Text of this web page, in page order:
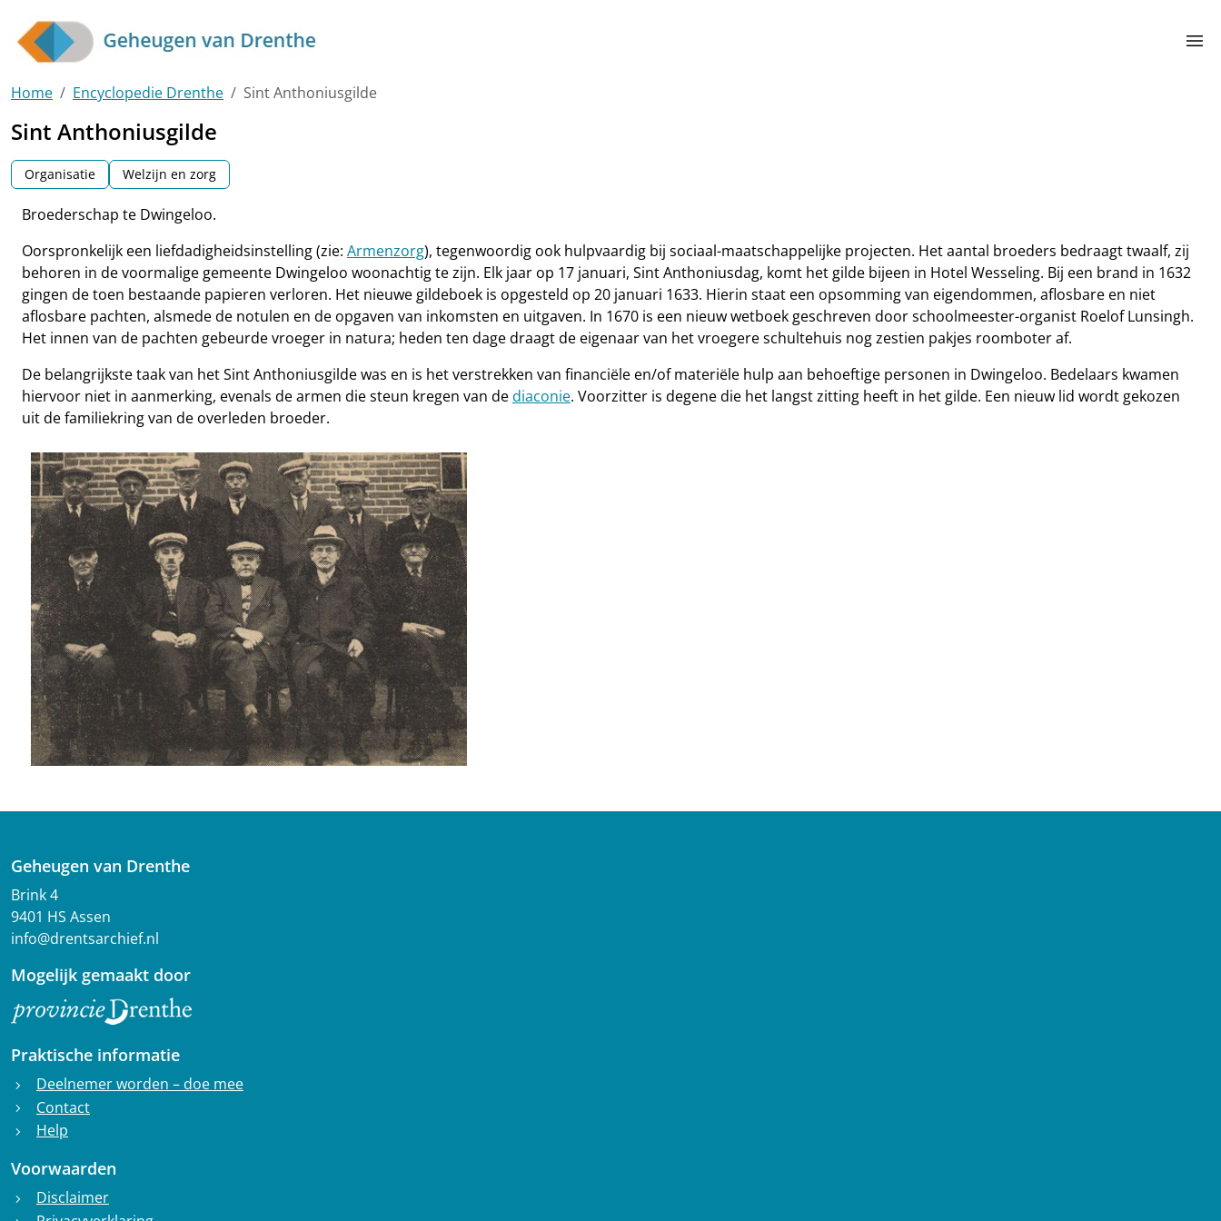
Skip to main content
menu
Home Encyclopedie Drenthe Sint Anthoniusgilde
Sint Anthoniusgilde
Organisatie Welzijn en zorg
Broederschap te Dwingeloo.
Oorspronkelijk een liefdadigheidsinstelling (zie: Armenzorg), tegenwoordig ook hulpvaardig bij sociaal-maatschappelijke projecten. Het aantal broeders bedraagt twaalf, zij
behoren in de voormalige gemeente Dwingeloo woonachtig te zijn. Elk jaar op 17 januari, Sint Anthoniusdag, komt het gilde bijeen in Hotel Wesseling. Bij een brand in 1632
gingen de toen bestaande papieren verloren. Het nieuwe gildeboek is opgesteld op 20 januari 1633. Hierin staat een opsomming van eigendommen, aflosbare en niet
aflosbare pachten, alsmede de notulen en de opgaven van inkomsten en uitgaven. In 1670 is een nieuw wetboek geschreven door schoolmeester-organist Roelof Lunsingh.
Het innen van de pachten gebeurde vroeger in natura; heden ten dage draagt de eigenaar van het vroegere schultehuis nog zestien pakjes roomboter af.
De belangrijkste taak van het Sint Anthoniusgilde was en is het verstrekken van financiële en/of materiële hulp aan behoeftige personen in Dwingeloo. Bedelaars kwamen
hiervoor niet in aanmerking, evenals de armen die steun kregen van dediaconie. Voorzitter is degene die het langst zitting heeft in het gilde. Een nieuw lid wordt gekozen
uit de familiekring van de overleden broeder.
Geheugen van Drenthe
Brink 4
9401 HS Assen
info@drentsarchief.nl
Mogelijk gemaakt door
Praktische informatie
chevron_right Deelnemer worden – doe mee
chevron_right Contact
chevron_right Help
Voorwaarden
chevron_right Disclaimer